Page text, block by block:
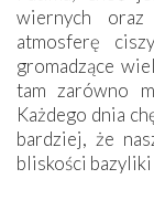
wiernych oraz
atmosferę
gromadzące
tam zarówno
Każdego dnia
bardziej, że
bliskości